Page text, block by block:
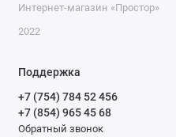
Интернет-магазин «Простор»
2022
Поддержка
+7 (754) 784 52 456
+7 (854) 965 45 68
Обратный звонок